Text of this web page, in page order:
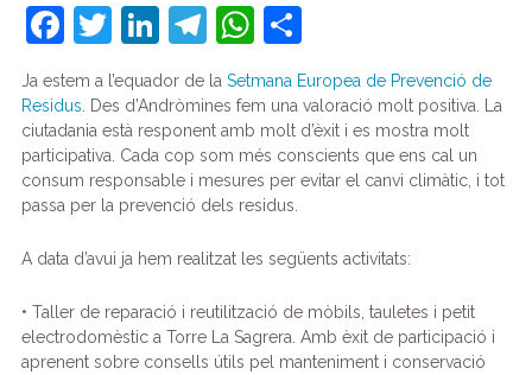
F
c
e
b
o
o
T
w
itt
er
Li
n
k
e
dI
n
T
el
e
gr
a
m
W
at
s
A
p
p
C
o
m
p
ar
ix
Ja estem a l’equador de la Setmana Europea de Prevenció de
Residus . Des d’Andròmines fem una valoració molt positiva. La
ciutadania està responent amb molt d’èxit i es mostra molt
participativa. Cada cop som més conscients que ens cal un
consum responsable i mesures per evitar el canvi climàtic, i tot
passa per la prevenció dels residus.
A data d’avui ja hem realitzat les següents activitats:
• Taller de reparació i reutilització de mòbils, tauletes i petit
electrodomèstic a Torre La Sagrera. Amb èxit de participació i
aprenent sobre consells útils pel manteniment i conservació